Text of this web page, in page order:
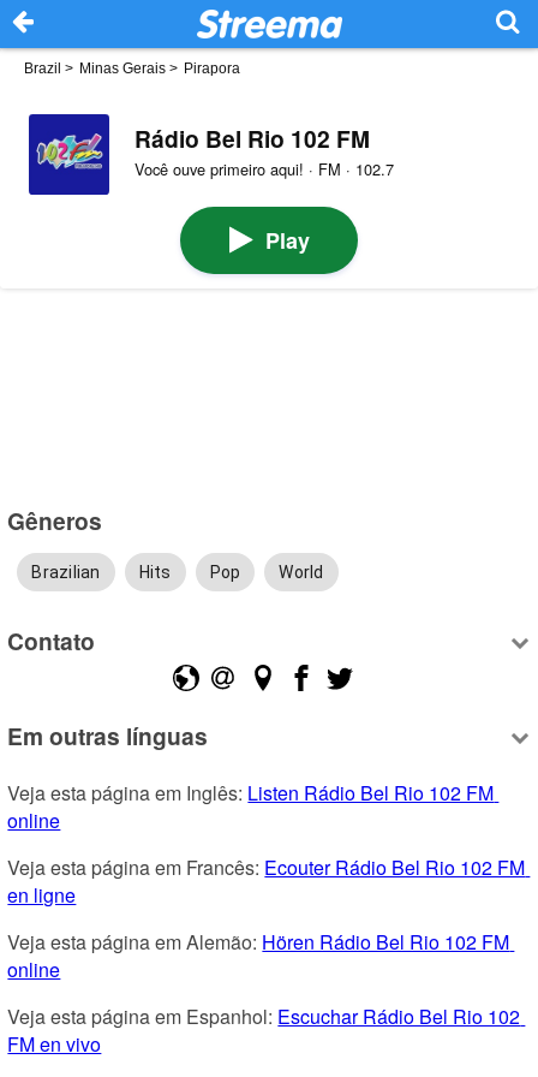
Brazil > Minas Gerais > Pirapora
Rádio Bel Rio 102 FM
Você ouve primeiro aqui! · FM · 102.7
Play
Gêneros
Brazilian Hits Pop World
Contato
Em outras línguas
Veja esta página em Inglês: Listen Rádio Bel Rio 102 FM
online
Veja esta página em Francês: Ecouter Rádio Bel Rio 102 FM
en ligne
Veja esta página em Alemão: Hören Rádio Bel Rio 102 FM
online
Veja esta página em Espanhol: Escuchar Rádio Bel Rio 102
FM en vivo